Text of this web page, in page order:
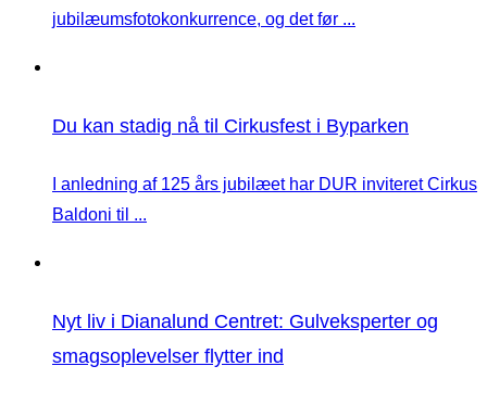
jubilæumsfotokonkurrence, og det før ...
Du kan stadig nå til Cirkusfest i Byparken
I anledning af 125 års jubilæet har DUR inviteret Cirkus
Baldoni til ...
Nyt liv i Dianalund Centret: Gulveksperter og
smagsoplevelser flytter ind